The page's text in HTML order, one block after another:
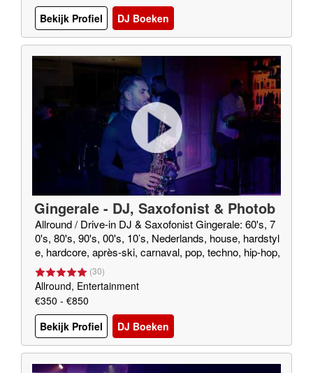
Bekijk Profiel
DJ Boeken
Gingerale - DJ, Saxofonist & Photob
ooth!
Allround / Drive-in DJ & Saxofonist Gingerale: 60's, 7
0's, 80's, 90's, 00's, 10’s, Nederlands, house, hardstyl
e, hardcore, après-ski, carnaval, pop, techno, hip-hop,
R&B, blues, gospel, (smooth) jazz, rock, rock&roll, twi
st, foute muziek, top 40 etc.
(30)
Allround, Entertainment
€350 - €850
Bekijk Profiel
DJ Boeken